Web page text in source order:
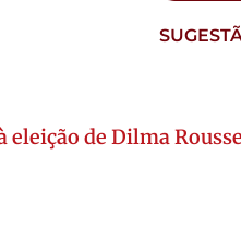
eleição de Dilma